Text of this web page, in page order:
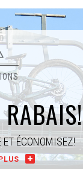
RABAIS!
ÉCONOMISEZ!